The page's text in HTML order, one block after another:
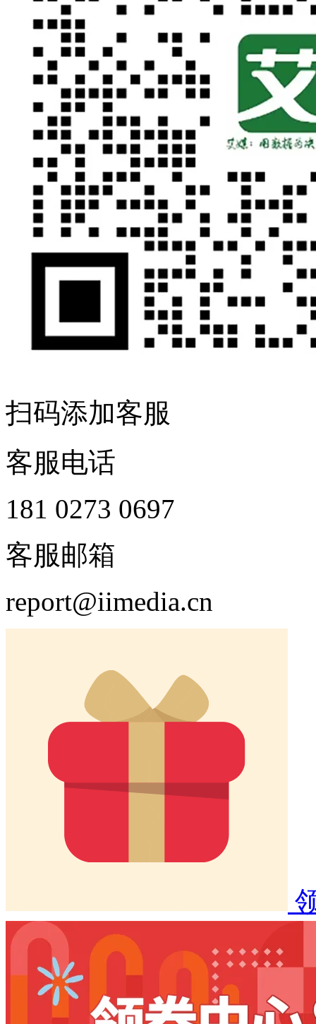
扫码添加客服
客服电话
181 0273 0697
客服邮箱
report@iimedia.cn